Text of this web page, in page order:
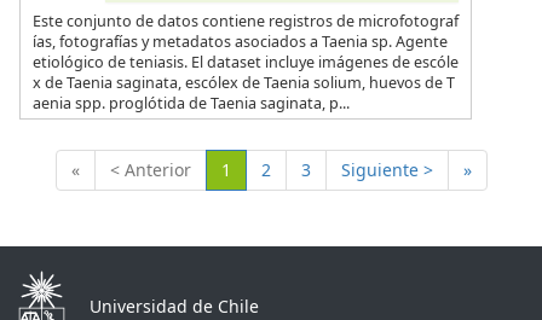
Este conjunto de datos contiene registros de microfotograf
ías, fotografías y metadatos asociados a Taenia sp. Agente
etiológico de teniasis. El dataset incluye imágenes de escóle
x de Taenia saginata, escólex de Taenia solium, huevos de T
aenia spp. proglótida de Taenia saginata, p...
« < Anterior 1 (Actual)
2 3 Siguiente > »
Universidad de Chile